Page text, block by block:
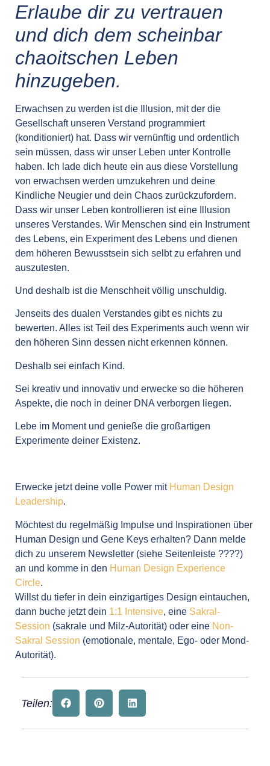
Erlaube dir zu vertrauen
und dich dem scheinbar
chaoitschen Leben
hinzugeben.
Erwachsen zu werden ist die Illusion, mit der die
Gesellschaft unseren Verstand programmiert
(konditioniert) hat. Dass wir vernünftig und ordentlich
sein müssen, dass wir unser Leben unter Kontrolle
haben. Ich lade dich heute ein aus diese Vorstellung
von erwachsen werden umzukehren und deine
Kindliche Neugier und dein Chaos zurückzufordern.
Dass wir unser Leben kontrollieren ist eine Illusion
unseres Verstandes. Wir Menschen sind ein Instrument
des Lebens, ein Experiment des Lebens und dienen
dem höheren Bewusstsein sich selbt zu erfahren und
auszutesten.
Und deshalb ist die Menschheit völlig unschuldig.
Jenseits des dualen Verstandes gibt es nichts zu
bewerten. Alles ist Teil des Experiments auch wenn wir
den höheren Sinn dessen nicht erkennen können.
Deshalb sei einfach Kind.
Sei kreativ und innovativ und erwecke so die höheren
Aspekte, die noch in deiner DNA verborgen liegen.
Lebe im Moment und genieße die großartigen
Experimente deiner Existenz.
Erwecke jetzt deine volle Power mit Human Design
Leadership.
Möchtest du regelmäßig Impulse und Inspirationen über
Human Design und Gene Keys erhalten? Dann melde
dich zu unserem Newsletter (siehe Seitenleiste ????)
an und komme in den Human Design Experience
Circle.
Willst du tiefer in dein einzigartiges Design eintauchen,
dann buche jetzt dein 1:1 Intensive, eine Sakral-
Session (sakrale und Milz-Autorität) oder eine Non-
Sakral Session (emotionale, mentale, Ego- oder Mond-
Autorität).
Teilen: